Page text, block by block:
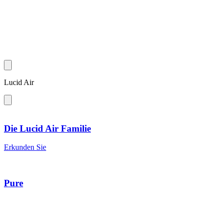
Lucid Air
Die Lucid Air Familie
Erkunden Sie
Pure